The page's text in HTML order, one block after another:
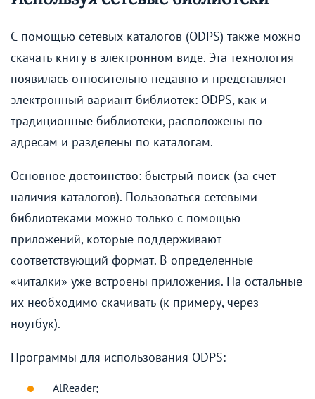
С помощью сетевых каталогов (ODPS) также можно
скачать книгу в электронном виде. Эта технология
появилась относительно недавно и представляет
электронный вариант библиотек: ODPS, как и
традиционные библиотеки, расположены по
адресам и разделены по каталогам.
Основное достоинство: быстрый поиск (за счет
наличия каталогов). Пользоваться сетевыми
библиотеками можно только с помощью
приложений, которые поддерживают
соответствующий формат. В определенные
«читалки» уже встроены приложения. На остальные
их необходимо скачивать (к примеру, через
ноутбук).
Программы для использования ODPS:
AlReader;